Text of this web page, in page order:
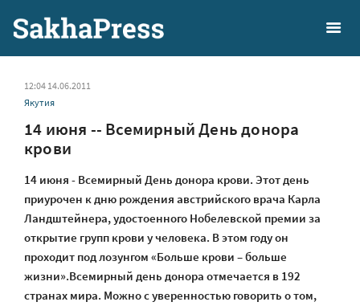
12:04 14.06.2011
Якутия
14 июня -- Всемирный День донора
крови
14 июня - Всемирный День донора крови. Этот день
приурочен к дню рождения австрийского врача Карла
Ландштейнера, удостоенного Нобелевской премии за
открытие групп крови у человека. В этом году он
проходит под лозунгом «Больше крови – больше
жизни».Всемирный день донора отмечается в 192
странах мира. Можно с уверенностью говорить о том,